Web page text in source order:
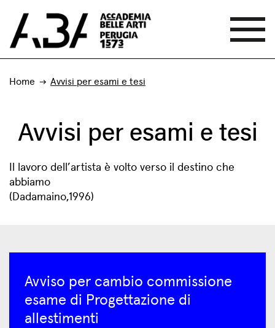
Home Avvisi per esami e tesi
Avvisi per esami e tesi
Il lavoro dell’artista è volto verso il destino che
abbiamo
(Dadamaino,1996)
Avviso per cambio commissione
esame di Progettazione di
allestimenti